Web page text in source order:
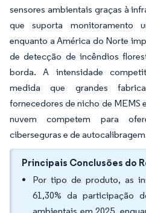
sensores ambientais graças à
que suporta monitoramento
enquanto a América do Norte
de detecção de incêndios
borda. A intensidade
medida que grandes
fornecedores de nicho de MEMS
nuvem competem para
ciberseguras e de
Principais Conclusões do
Por tipo de produto, as
61,30% da participação